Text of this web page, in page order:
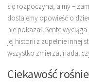
się rozpoczyna, a my –
dostajemy opowieść o
nie pokazał. Sente
jej historii z zupełnie innej
wszystko zmierza, nadal
Ciekawość rośnie